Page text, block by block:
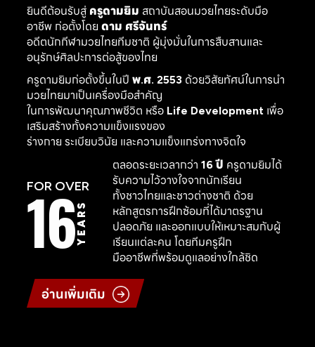
ยินดีต้อนรับสู่ ครูดามยิม สถาบันสอนมวยไทยระดับมือ
อาชีพ ก่อตั้งโดย ดาม ศรีจันทร์
อดีตนักกีฬามวยไทยทีมชาติ ผู้มุ่งมั่นในการสืบสานและ
อนุรักษ์ศิลปะการต่อสู้ของไทย
ครูดามยิมก่อตั้งขึ้นในปี พ.ศ. 2553ด้วยวิสัยทัศน์ในการนำ
มวยไทยมาเป็นเครื่องมือสำคัญ
ในการพัฒนาคุณภาพชีวิต หรือ Life Developmentเพื่อ
เสริมสร้างทั้งความแข็งแรงของ
ร่างกาย ระเบียบวินัย และความแข็งแกร่งทางจิตใจ
FOR OVER
16YEARS
ตลอดระยะเวลากว่า 16 ปี ครูดามยิมได้
รับความไว้วางใจจากนักเรียน
ทั้งชาวไทยและชาวต่างชาติ ด้วย
หลักสูตรการฝึกซ้อมที่ได้มาตรฐาน
ปลอดภัย และออกแบบให้เหมาะสมกับผู้
เรียนแต่ละคน โดยทีมครูฝึก
มืออาชีพที่พร้อมดูแลอย่างใกล้ชิด
อ่านเพิ่มเติม